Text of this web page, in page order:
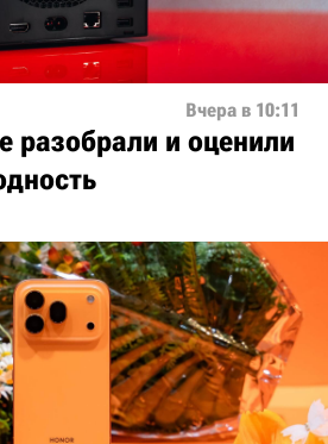
Вчера в 10:11
разобрали и оценили